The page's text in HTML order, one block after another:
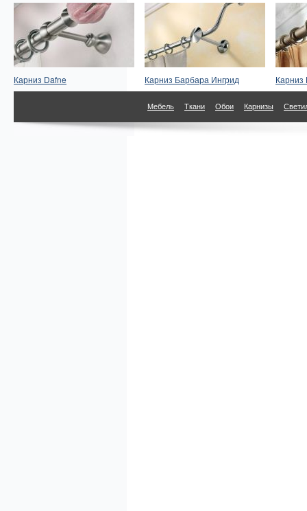
Карниз Dafne Карниз Барбара Ингрид Карниз
Мебель Ткани Обои Карнизы